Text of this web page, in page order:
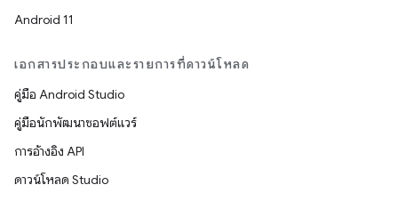
Android 11
เอกสารประกอบและรายการที่ดาวน์โหลด
คู่มือ Android Studio
คู่มือนักพัฒนาซอฟต์แวร์
การอ้างอิง API
ดาวน์โหลด Studio